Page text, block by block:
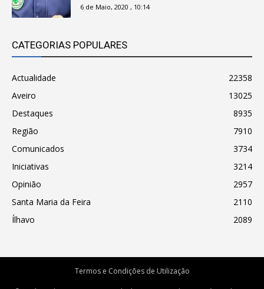
6 de Maio, 2020 , 10:14
CATEGORIAS POPULARES
Actualidade
22358
Aveiro
13025
Destaques
8935
Região
7910
Comunicados
3734
Iniciativas
3214
Opinião
2957
Santa Maria da Feira
2110
Ílhavo
2089
Termos e Condições de Utilização